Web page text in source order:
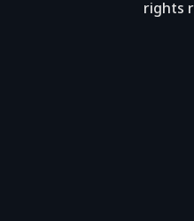
rights